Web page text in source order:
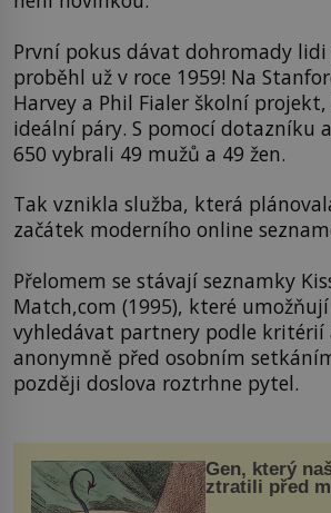
První pokus dávat dohromady
proběhl už v roce 1959! Na
Harvey a Phil Fialer školní
ideální páry. S pomocí dotazníku
650 vybrali 49 mužů a 49 žen.
Tak vznikla služba, která
začátek moderního online
Přelomem se stávají seznamky
Match,com (1995), které
vyhledávat partnery podle
anonymně před osobním
později doslova roztrhne pytel.
Gen, který
ztratili před
mohl pomoci